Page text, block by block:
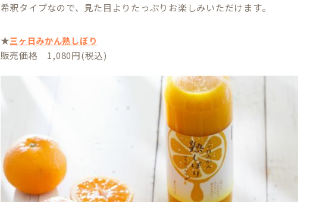
希釈タイプなので、見た目よりたっぷりお楽しみいただけます。
★三ヶ日みかん熟しぼり
販売価格 1,080円(税込)